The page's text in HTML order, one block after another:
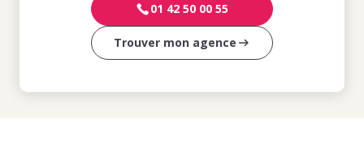
01 42 50 00 55
Trouver mon agence